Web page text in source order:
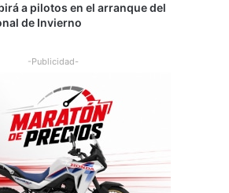
a pilotos en el arranque del
de Invierno
-Publicidad-